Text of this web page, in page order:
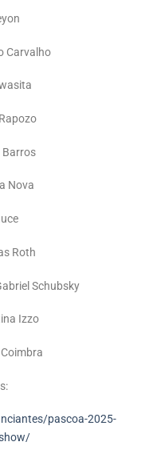
Carvalho
Barros
Nova
Roth
Schubsky
Izzo
pascoa-2025-